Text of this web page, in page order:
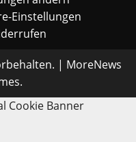
Einstellungen
| MoreNews
Cookie Banner